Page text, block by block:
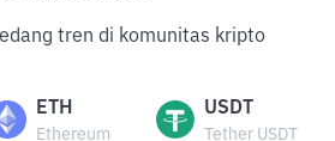
tren di komunitas kripto
ETH
Ethereum
USDT
Tether USDT